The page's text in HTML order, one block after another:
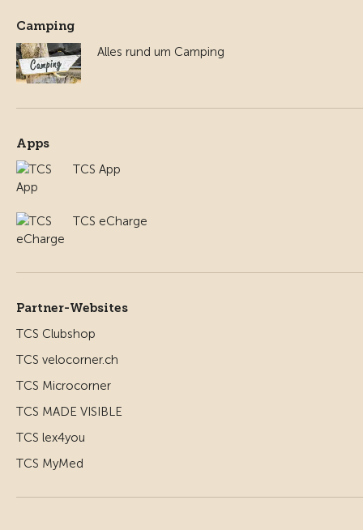
Camping
Alles rund um Camping
Apps
TCS App
TCS eCharge
Partner-Websites
TCS Clubshop
TCS velocorner.ch
TCS Microcorner
TCS MADE VISIBLE
TCS lex4you
TCS MyMed